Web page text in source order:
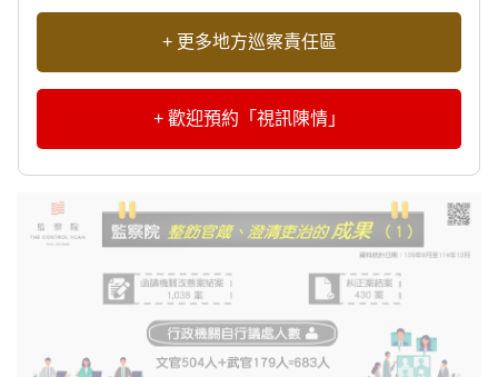
+ 更多地方巡察責任區
+ 歡迎預約「視訊陳情」